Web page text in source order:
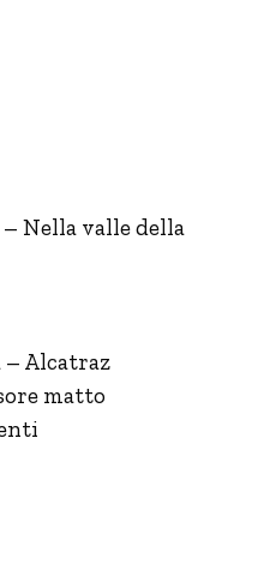
Nella valle della
– Alcatraz
matto